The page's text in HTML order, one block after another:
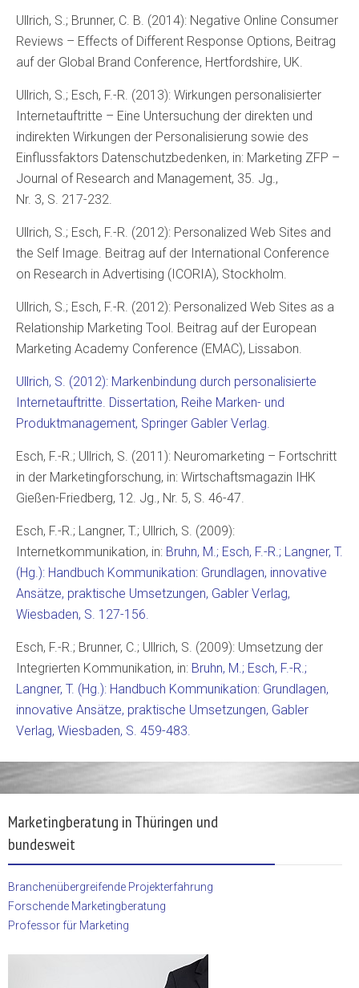
Ullrich, S.; Brunner, C. B. (2014): Negative Online Consumer
Reviews – Effects of Different Response Options, Beitrag
auf der Global Brand Conference, Hertfordshire, UK.
Ullrich, S.; Esch, F.-R. (2013): Wirkungen personalisierter
Internetauftritte – Eine Untersuchung der direkten und
indirekten Wirkungen der Personalisierung sowie des
Einflussfaktors Datenschutzbedenken, in: Marketing ZFP –
Journal of Research and Management, 35. Jg.,
Nr. 3, S. 217-232.
Ullrich, S.; Esch, F.-R. (2012): Personalized Web Sites and
the Self Image. Beitrag auf der International Conference
on Research in Advertising (ICORIA), Stockholm.
Ullrich, S.; Esch, F.-R. (2012): Personalized Web Sites as a
Relationship Marketing Tool. Beitrag auf der European
Marketing Academy Conference (EMAC), Lissabon.
Ullrich, S. (2012): Markenbindung durch personalisierte
Internetauftritte. Dissertation, Reihe Marken- und
Produktmanagement, Springer Gabler Verlag.
Esch, F.-R.; Ullrich, S. (2011): Neuromarketing – Fortschritt
in der Marketingforschung, in: Wirtschaftsmagazin IHK
Gießen-Friedberg, 12. Jg., Nr. 5, S. 46-47.
Esch, F.-R.; Langner, T.; Ullrich, S. (2009):
Internetkommunikation, in: Bruhn, M.; Esch, F.-R.; Langner, T.
(Hg.): Handbuch Kommunikation: Grundlagen, innovative
Ansätze, praktische Umsetzungen, Gabler Verlag,
Wiesbaden, S. 127-156.
Esch, F.-R.; Brunner, C.; Ullrich, S. (2009): Umsetzung der
Integrierten Kommunikation, in: Bruhn, M.; Esch, F.-R.;
Langner, T. (Hg.): Handbuch Kommunikation: Grundlagen,
innovative Ansätze, praktische Umsetzungen, Gabler
Verlag, Wiesbaden, S. 459-483.
Marketingberatung in Thüringen und
bundesweit
Branchenübergreifende Projekterfahrung
Forschende Marketingberatung
Professor für Marketing